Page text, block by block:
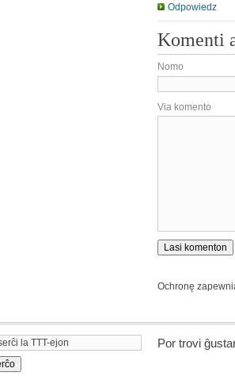
Odpowiedz
Komenti
Nomo
Via komento
Ochronę
Por trovi